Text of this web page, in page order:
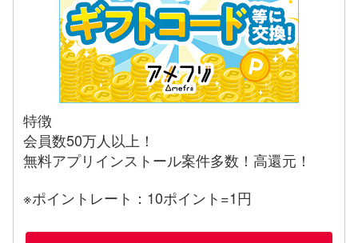
特徴
会員数50万人以上！
無料アプリインストール案件多数！高還元！
※ポイントレート：10ポイント=1円